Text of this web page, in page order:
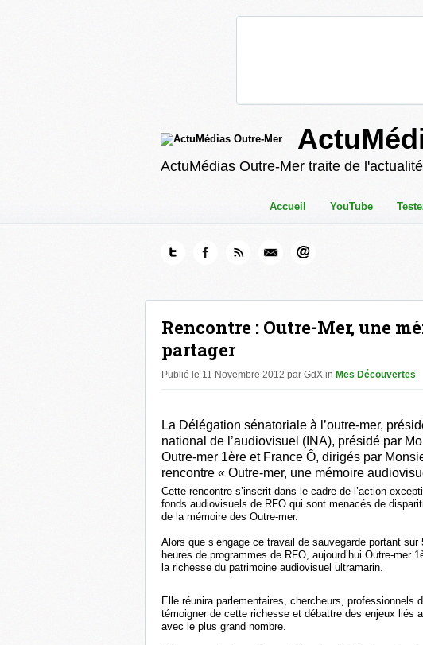
ActuMédias Outre-Mer traite de
Accueil YouTube
Rencontre : Outre-Mer, une
partager
Publié le 11 Novembre 2012 par GdX in Mes Découvertes
La Délégation sénatoriale à l’outre-mer,
national de l’audiovisuel (INA), présidé par
Outre-mer 1ère et France Ô, dirigés par
rencontre « Outre-mer, une mémoire
Cette rencontre s’inscrit dans le cadre de l’action
fonds audiovisuels de RFO qui sont menacés de
de la mémoire des Outre-mer.
Alors que s’engage ce travail de sauvegarde portant
heures de programmes de RFO, aujourd’hui Outre-mer
la richesse du patrimoine audiovisuel ultramarin.
Elle réunira parlementaires, chercheurs,
témoigner de cette richesse et débattre des enjeux liés
avec le plus grand nombre.